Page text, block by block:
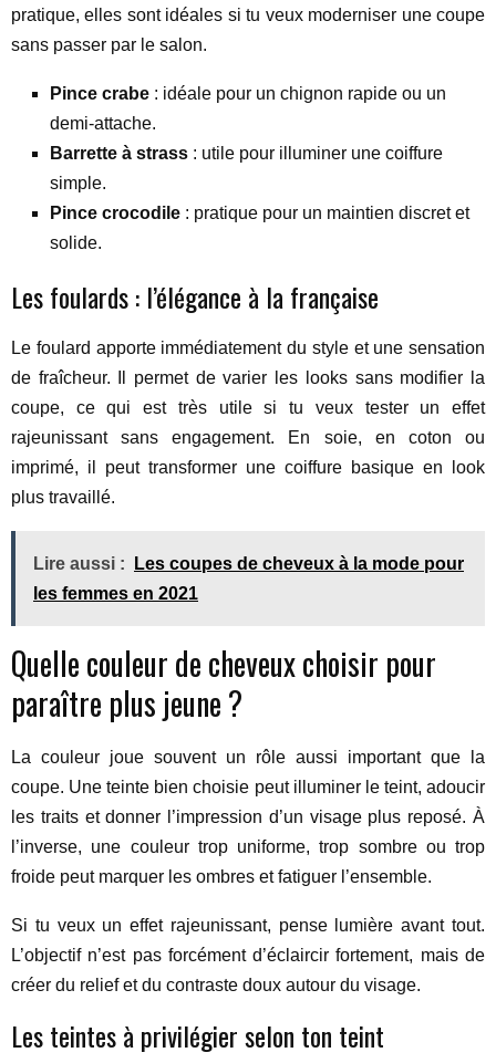
pratique, elles sont idéales si tu veux moderniser une coupe
sans passer par le salon.
Pince crabe : idéale pour un chignon rapide ou un
demi-attache.
Barrette à strass : utile pour illuminer une coiffure
simple.
Pince crocodile : pratique pour un maintien discret et
solide.
Les foulards : l’élégance à la française
Le foulard apporte immédiatement du style et une sensation
de fraîcheur. Il permet de varier les looks sans modifier la
coupe, ce qui est très utile si tu veux tester un effet
rajeunissant sans engagement. En soie, en coton ou
imprimé, il peut transformer une coiffure basique en look
plus travaillé.
Lire aussi :
Les coupes de cheveux à la mode pour
les femmes en 2021
Quelle couleur de cheveux choisir pour
paraître plus jeune ?
La couleur joue souvent un rôle aussi important que la
coupe. Une teinte bien choisie peut illuminer le teint, adoucir
les traits et donner l’impression d’un visage plus reposé. À
l’inverse, une couleur trop uniforme, trop sombre ou trop
froide peut marquer les ombres et fatiguer l’ensemble.
Si tu veux un effet rajeunissant, pense lumière avant tout.
L’objectif n’est pas forcément d’éclaircir fortement, mais de
créer du relief et du contraste doux autour du visage.
Les teintes à privilégier selon ton teint